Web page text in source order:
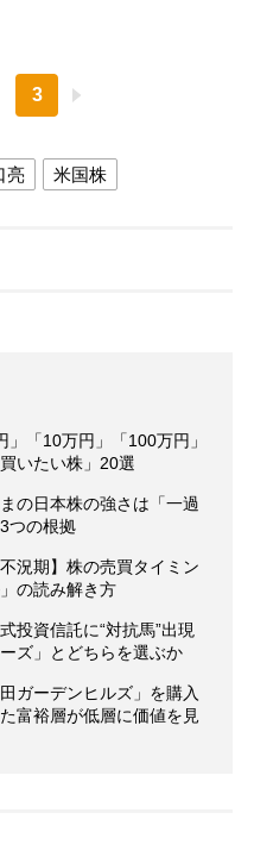
3
亮 米国株
「10万円」「100万円」
いたい株」20選
の日本株の強さは「一過
つの根拠
況期】株の売買タイミン
の読み解き方
投資信託に“対抗馬”出現
ズ」とどちらを選ぶか
ガーデンヒルズ」を購入
富裕層が低層に価値を見